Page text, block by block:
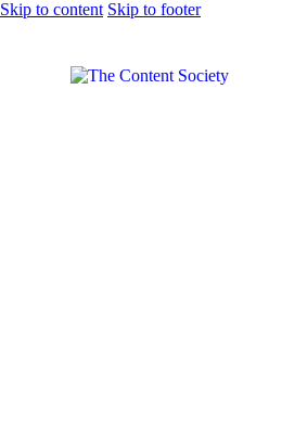
Skip to content Skip to footer